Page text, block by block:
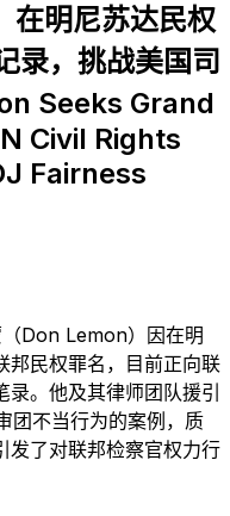
在明尼苏达民权
录，挑战美国司
Seeks Grand
Civil Rights
Fairness
Don Lemon）因在明
邦民权罪名，目前正向联
。他及其律师团队援引
团不当行为的案例，质
发了对联邦检察官权力行